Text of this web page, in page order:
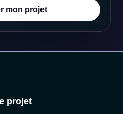
mon projet
projet